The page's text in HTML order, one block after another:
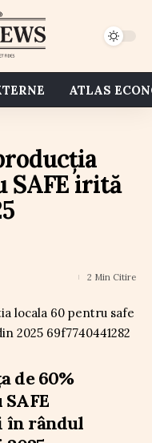
ATLAS
SAFE irită
2 Min Citire
de 60%
în rândul